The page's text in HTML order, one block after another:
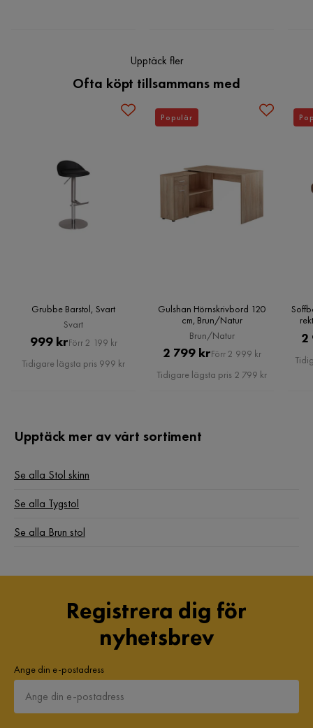
Upptäck fler
Ofta köpt tillsammans med
Grubbe Barstol, Svart
Svart
Pris
999 kr Original
Pris
Förr 2 199 kr
Tidigare lägsta pris 999 kr
Gulshan Hörnskrivbord 120
cm, Brun/Natur
Brun/Natur
Pris
2 799 krOriginal
Pris
Förr 2 999 kr
Tidigare lägsta pris 2 799 kr
Populär
2
Upptäck mer av vårt sortiment
Se alla Stol skinn
Se alla Tygstol
Se alla Brun stol
Registrera dig för
nyhetsbrev
Ange din e-postadress